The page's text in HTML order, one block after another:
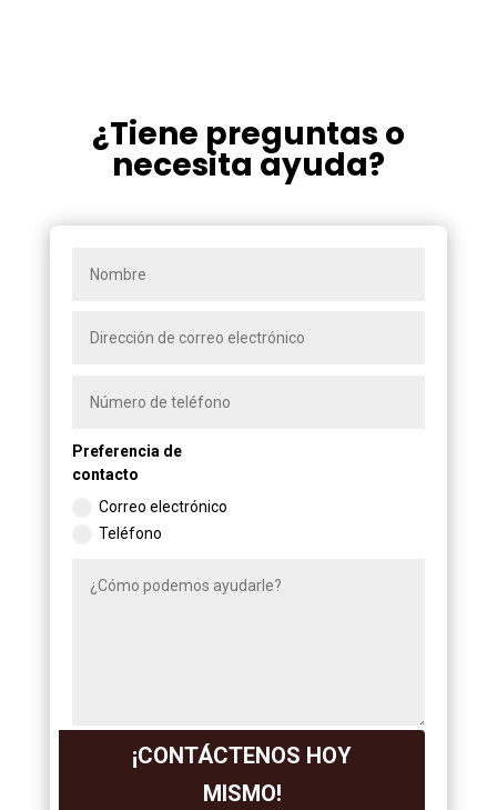
¿Tiene preguntas o
necesita ayuda?
Preferencia de
contacto
Correo electrónico
Teléfono
¡CONTÁCTENOS HOY
MISMO!